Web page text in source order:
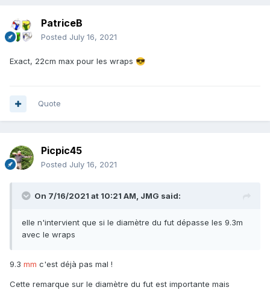
PatriceB
Posted July 16, 2021
Exact, 22cm max pour les wraps 😎
Quote
Picpic45
Posted July 16, 2021
On 7/16/2021 at 10:21 AM, JMG said:
elle n'intervient que si le diamètre du fut dépasse les 9.3m
avec le wraps
9.3 mm c'est déjà pas mal !
Cette remarque sur le diamètre du fut est importante mais